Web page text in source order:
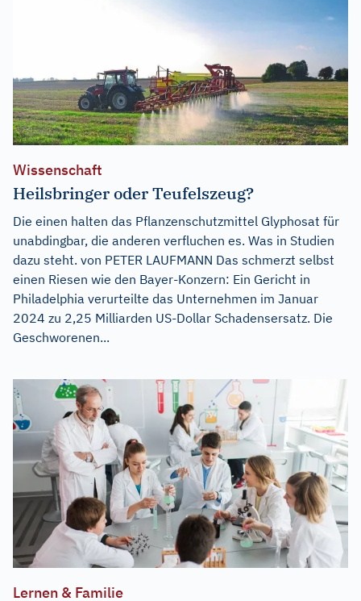
Wissenschaft
Heilsbringer oder Teufelszeug?
Die einen halten das Pflanzenschutzmittel Glyphosat für
unabdingbar, die anderen verfluchen es. Was in Studien
dazu steht. von PETER LAUFMANN Das schmerzt selbst
einen Riesen wie den Bayer-Konzern: Ein Gericht in
Philadelphia verurteilte das Unternehmen im Januar
2024 zu 2,25 Milliarden US-Dollar Schadensersatz. Die
Geschworenen...
Lernen & Familie